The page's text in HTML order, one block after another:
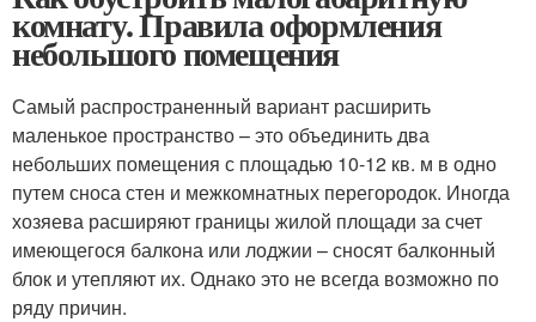
комнату. Правила оформления
небольшого помещения
Самый распространенный вариант расширить
маленькое пространство – это объединить два
небольших помещения с площадью 10-12 кв. м в одно
путем сноса стен и межкомнатных перегородок. Иногда
хозяева расширяют границы жилой площади за счет
имеющегося балкона или лоджии – сносят балконный
блок и утепляют их. Однако это не всегда возможно по
ряду причин.